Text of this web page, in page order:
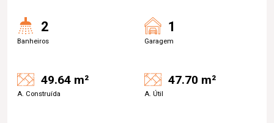
2
Banheiros
1
Garagem
49.64 m²
A. Construída
47.70 m²
A. Útil